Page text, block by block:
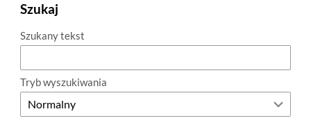
Szukaj
Szukany tekst
Tryb wyszukiwania